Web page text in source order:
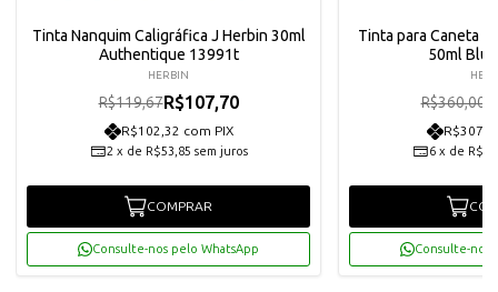
Tinta Nanquim Caligráfica J Herbin 30ml
Authentique 13991t
HERBIN
R$119,67R$107,70
R$102,32 com PIX
2 x de R$53,85 sem juros
COMPRAR
Consulte-nos pelo WhatsApp
Tinta para Caneta
50ml
R$360,00
6 x de
Consulte-nos